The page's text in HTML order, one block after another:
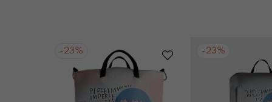
-23% -23%